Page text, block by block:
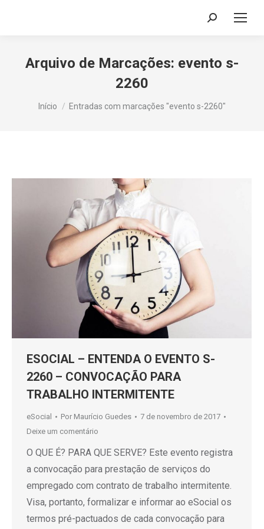
Search:
Arquivo de Marcações: evento s-
2260
Você está aqui:
Início Entradas com marcações "evento s-2260"
ESOCIAL – ENTENDA O EVENTO S-
2260 – CONVOCAÇÃO PARA
TRABALHO INTERMITENTE
eSocial Por Maurício Guedes
7 de novembro de 2017
Deixe um comentário
O QUE É? PARA QUE SERVE? Este evento registra
a convocação para prestação de serviços do
empregado com contrato de trabalho intermitente.
Visa, portanto, formalizar e informar ao eSocial os
termos pré-pactuados de cada convocação para